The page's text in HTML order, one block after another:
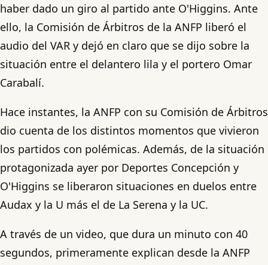
haber dado un giro al partido ante O'Higgins. Ante
ello, la Comisión de Árbitros de la ANFP liberó el
audio del VAR y dejó en claro que se dijo sobre la
situación entre el delantero lila y el portero Omar
Carabalí.
Hace instantes, la ANFP con su Comisión de Árbitros
dio cuenta de los distintos momentos que vivieron
los partidos con polémicas. Además, de la situación
protagonizada ayer por Deportes Concepción y
O'Higgins se liberaron situaciones en duelos entre
Audax y la U más el de La Serena y la UC.
A través de un video, que dura un minuto con 40
segundos, primeramente explican desde la ANFP